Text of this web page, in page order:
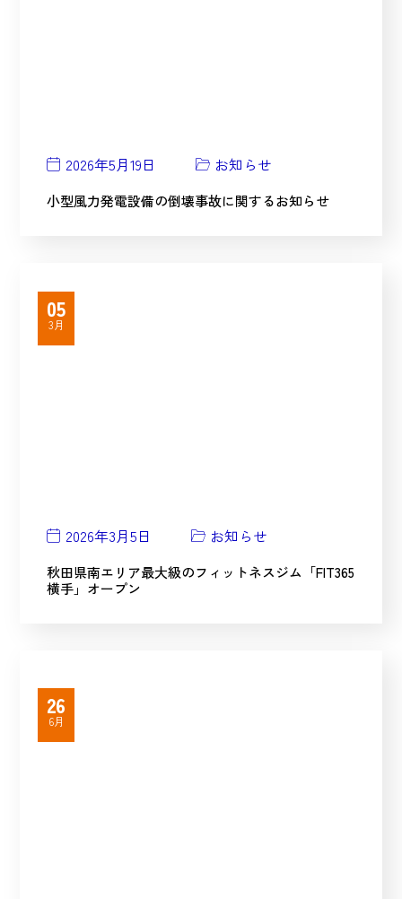
2026年5月19日 お知らせ
小型風力発電設備の倒壊事故に関するお知らせ
05
3月
2026年3月5日 お知らせ
秋田県南エリア最大級のフィットネスジム「FIT365
横手」オープン
26
6月